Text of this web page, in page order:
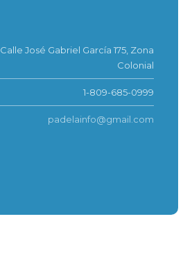
Calle José Gabriel García 175, Zona
Colonial
1-809-685-0999
padelainfo@gmail.com